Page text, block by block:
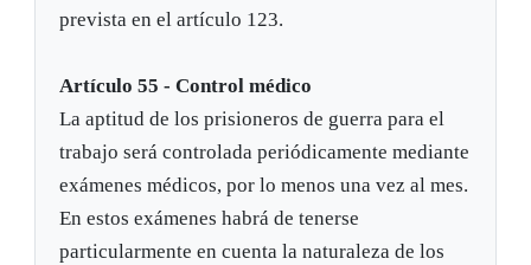
prevista en el artículo 123.
Artículo 55 - Control médico
La aptitud de los prisioneros de guerra para el
trabajo será controlada periódicamente mediante
exámenes médicos, por lo menos una vez al mes.
En estos exámenes habrá de tenerse
particularmente en cuenta la naturaleza de los